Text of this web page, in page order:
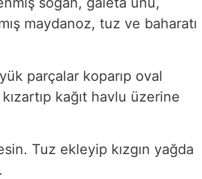
maydanoz, tuz ve baharatı
parçalar koparıp oval
kağıt havlu üzerine
Tuz ekleyip kızgın yağda